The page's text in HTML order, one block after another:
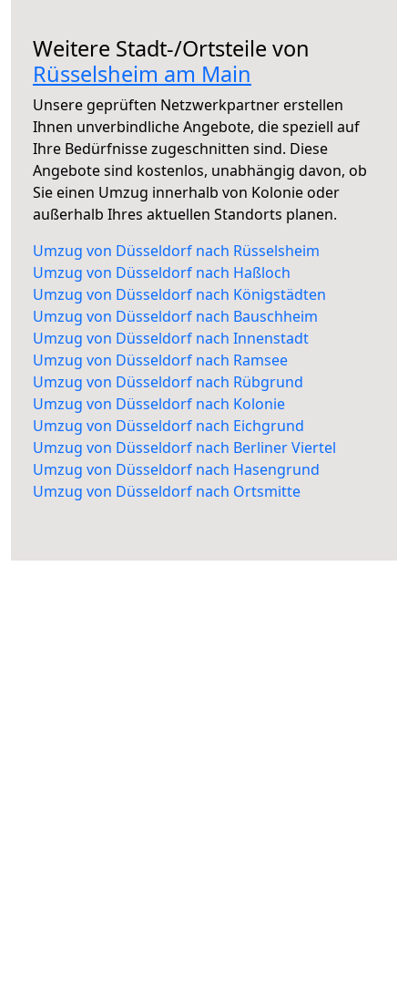
Weitere Stadt-/Ortsteile von
Rüsselsheim am Main
Unsere geprüften Netzwerkpartner erstellen
Ihnen unverbindliche Angebote, die speziell auf
Ihre Bedürfnisse zugeschnitten sind. Diese
Angebote sind kostenlos, unabhängig davon, ob
Sie einen Umzug innerhalb von Kolonie oder
außerhalb Ihres aktuellen Standorts planen.
Umzug von Düsseldorf nach Rüsselsheim
Umzug von Düsseldorf nach Haßloch
Umzug von Düsseldorf nach Königstädten
Umzug von Düsseldorf nach Bauschheim
Umzug von Düsseldorf nach Innenstadt
Umzug von Düsseldorf nach Ramsee
Umzug von Düsseldorf nach Rübgrund
Umzug von Düsseldorf nach Kolonie
Umzug von Düsseldorf nach Eichgrund
Umzug von Düsseldorf nach Berliner Viertel
Umzug von Düsseldorf nach Hasengrund
Umzug von Düsseldorf nach Ortsmitte